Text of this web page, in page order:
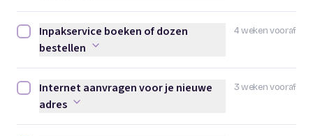
4 weken vooraf
Inpakservice boeken of dozen bestellen afvinken
Inpakservice boeken of dozen
bestellen
3 weken vooraf
Internet aanvragen voor je nieuwe adres afvinken
Internet aanvragen voor je nieuwe
adres